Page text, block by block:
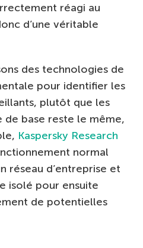
réagi au
d’une véritable
des technologies de
pour identifier les
plutôt que les
de base reste le même,
Kaspersky Research
normal
réseau d’entreprise et
isolé pour ensuite
de potentielles